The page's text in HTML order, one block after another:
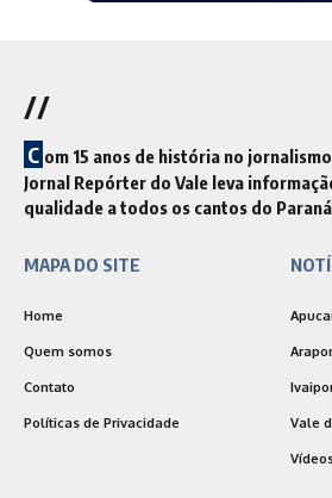
//
C om 15 anos de história no
Jornal Repórter do Vale leva
qualidade a todos os cantos do
MAPA DO SITE
Home
Quem somos
Contato
Políticas de Privacidade Vale